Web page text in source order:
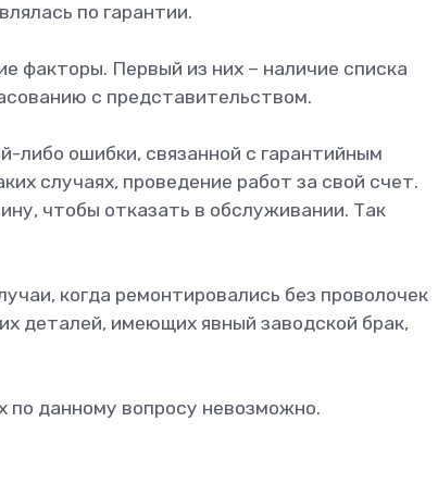
по гарантии.
факторы. Первый из них – наличие списка
с представительством.
либо ошибки, связанной с гарантийным
случаях, проведение работ за свой счет.
чтобы отказать в обслуживании. Так
когда ремонтировались без проволочек
деталей, имеющих явный заводской брак,
по данному вопросу невозможно.